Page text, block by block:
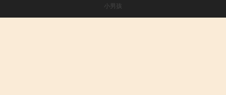
小男孩